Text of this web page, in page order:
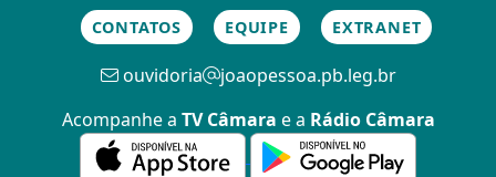
CONTATOS EQUIPE EXTRANET
ouvidoria
joaopessoa.pb.leg.br
Acompanhe a TV Câmara e a Rádio Câmara